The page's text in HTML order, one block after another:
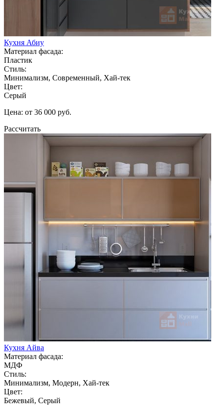
Кухня Абиу
Материал фасада:
Пластик
Стиль:
Минимализм, Современный, Хай-тек
Цвет:
Серый
Цена: от 36 000 руб.
Рассчитать
Кухня Айва
Материал фасада:
МДФ
Стиль:
Минимализм, Модерн, Хай-тек
Цвет:
Бежевый, Серый